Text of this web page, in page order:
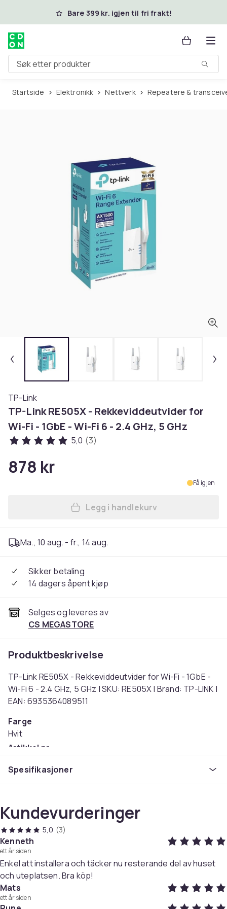
Hopp til hovedinnholdBare 399 kr. igjen til fri frakt!
Søk etter produkter
Startside Elektronikk Nettverk Repeatere &
TP-Link
TP-Link RE505X - Rekkeviddeutvider for
Wi-Fi - 1GbE - Wi-Fi 6 - 2.4 GHz, 5 GHz
5,0 (3)
878 kr
Få igjen
Legg TP-Link RE505X -
Legg i handlekurv
Ma., 10 aug. - fr., 14 aug.
Sikker betaling
14 dagers åpent kjøp
Selges og leveres av
CS MEGASTORE
Produktbeskrivelse
TP-Link RE505X - Rekkeviddeutvider for Wi-Fi - 1GbE -
Wi-Fi 6 - 2.4 GHz, 5 GHz | SKU: RE505X | Brand: TP-LINK |
EAN: 6935364089511
Farge
Hvit
Artikkel nr.
Spesifikasjoner
Kundevurderinger
5,0 (3)
Kenneth
ett år siden
Enkel att installera och täcker nu resterande del av huset
och uteplatsen. Bra köp!
Mats
ett år siden